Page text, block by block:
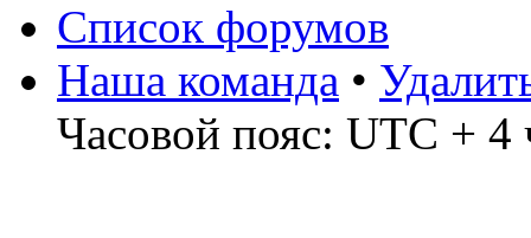
Список форумов
Наша команда •
Часовой пояс: UTC + 4